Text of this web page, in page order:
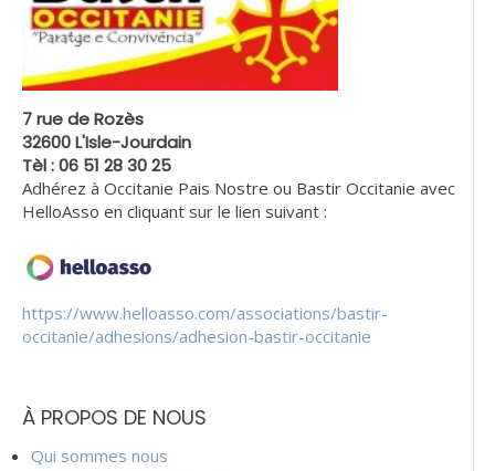
7 rue de Rozès
32600 L'Isle-Jourdain
Tèl : 06 51 28 30 25
Adhérez à Occitanie Pais Nostre ou Bastir Occitanie avec
HelloAsso en cliquant sur le lien suivant :
https://www.helloasso.com/associations/bastir-
occitanie/adhesions/adhesion-bastir-occitanie
À PROPOS DE NOUS
Qui sommes nous